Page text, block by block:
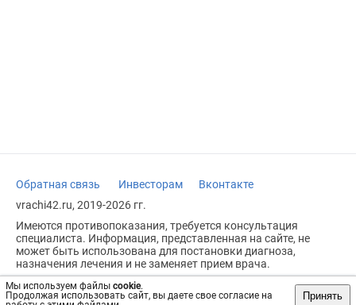
Мы используем файлы cookie.
Продолжая использовать сайт, вы даете свое согласие на
Принять
Обратная связь Инвесторам
Вконтакте
vrachi42.ru, 2019-2026 гг.
Имеются противопоказания, требуется консультация
специалиста. Информация, представленная на сайте, не
может быть использована для постановки диагноза,
назначения лечения и не заменяет прием врача.
Возрастное ограничение: 18+